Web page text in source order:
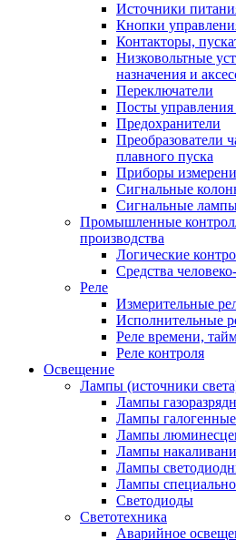
Источники
Кнопки
Контакторы,
Низковольтные
назначения и
Переключатели
Посты
Предохранители
Преобразователи
плавного пуска
Приборы
Сигнальные
Сигнальные
Промышленные
производства
Логические
Средства
Реле
Измерительные
Исполнительные
Реле времени,
Реле контроля
Освещение
Лампы (источники
Лампы
Лампы галогенные
Лампы
Лампы
Лампы
Лампы
Светодиоды
Светотехника
Аварийное